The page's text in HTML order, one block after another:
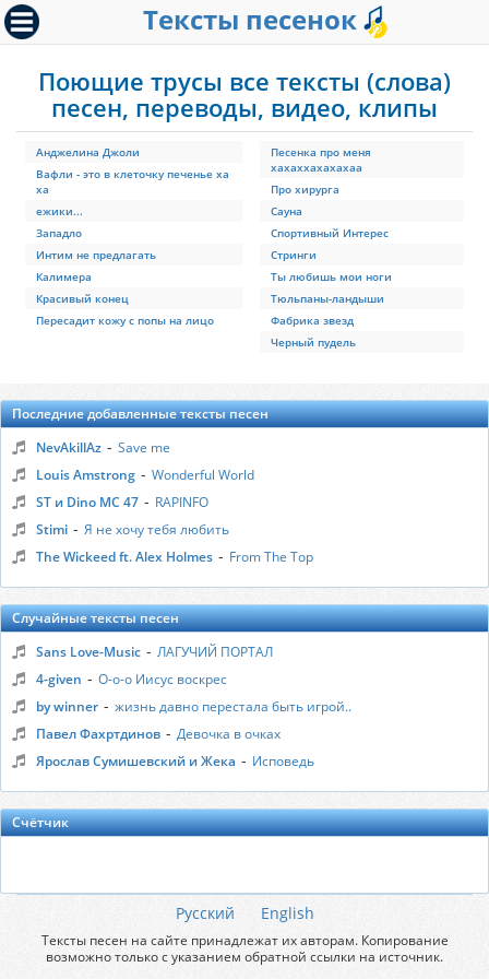
Тексты песенок
Поющие трусы все тексты (слова)
песен, переводы, видео, клипы
Анджелина Джоли
Вафли - это в клеточку печенье ха
ха
ежики...
Западло
Интим не предлагать
Калимера
Красивый конец
Пересадит кожу с попы на лицо
Песенка про меня
хахаххахахахаа
Про хирурга
Сауна
Спортивный Интерес
Стринги
Ты любишь мои ноги
Тюльпаны-ландыши
Фабрика звезд
Черный пудель
Последние добавленные тексты песен
NevAkillAz - Save me
Louis Amstrong - Wonderful World
ST и Dino MC 47 - RAPINFO
Stimi - Я не хочу тебя любить
The Wickeed ft. Alex Holmes - From The Top
Случайные тексты песен
Sans Love-Music - ЛАГУЧИЙ ПОРТАЛ
4-given - О-о-о Иисус воскрес
by winner - жизнь давно перестала быть игрой..
Павел Фахртдинов - Девочка в очках
Ярослав Сумишевский и Жека - Исповедь
Счётчик
Русский English
Тексты песен на сайте принадлежат их авторам. Копирование
возможно только с указанием обратной ссылки на источник.